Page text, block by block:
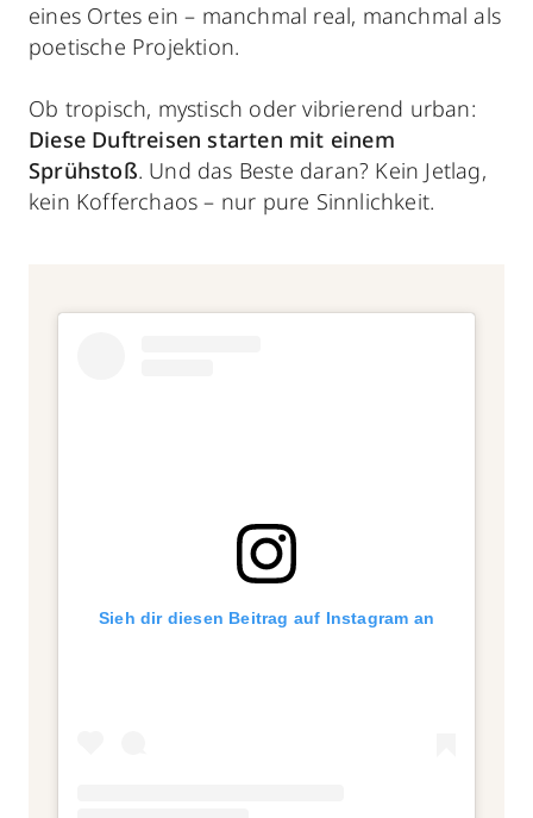
eines Ortes ein – manchmal real, manchmal als
poetische Projektion.
Ob tropisch, mystisch oder vibrierend urban:
Diese Duftreisen starten mit einem
Sprühstoß. Und das Beste daran? Kein Jetlag,
kein Kofferchaos – nur pure Sinnlichkeit.
Sieh dir diesen Beitrag auf Instagram an